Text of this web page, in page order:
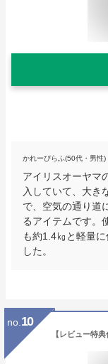
かれーぴらふ(50代・男性)
アイリスオーヤマ
入していて、大き
で、空気の通り道
るアイテムです。
も約1.4㎏と軽量
した。
no. 10